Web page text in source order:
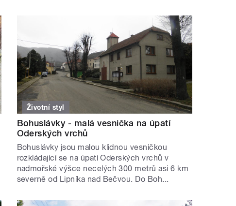
Životní styl
Bohuslávky - malá vesnička na úpatí
Oderských vrchů
Bohuslávky jsou malou klidnou vesničkou
rozkládající se na úpatí Oderských vrchů v
nadmořské výšce necelých 300 metrů asi 6 km
severně od Lipníka nad Bečvou. Do Boh...